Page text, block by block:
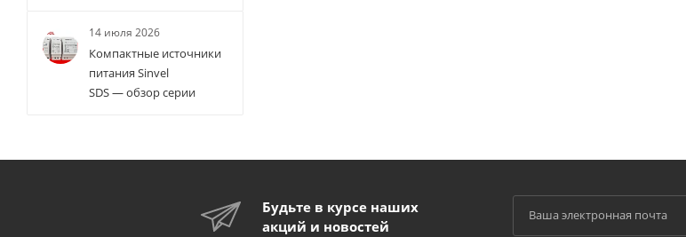
14 июля 2026
Компактные источники
питания Sinvel
SDS — обзор серии
Будьте в курсе наших
акций и новостей